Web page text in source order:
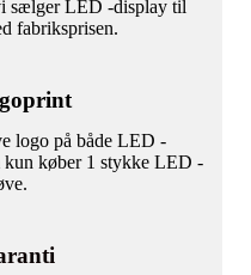
sælger LED -display til
fabriksprisen.
logo på både LED -
kun køber 1 stykke LED -